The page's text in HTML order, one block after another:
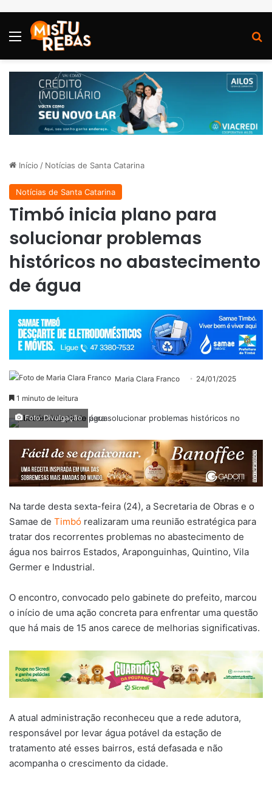
Menu
Início / Notícias de Santa Catarina
Notícias de Santa Catarina
Timbó inicia plano para
solucionar problemas
históricos no abastecimento
de água
Maria Clara Franco 24/01/2025
1 minuto de leitura
Foto: Divulgação
Na tarde desta sexta-feira (24), a Secretaria de Obras e o
Samae de Timbó realizaram uma reunião estratégica para
tratar dos recorrentes problemas no abastecimento de
água nos bairros Estados, Araponguinhas, Quintino, Vila
Germer e Industrial.
O encontro, convocado pelo gabinete do prefeito, marcou
o início de uma ação concreta para enfrentar uma questão
que há mais de 15 anos carece de melhorias significativas.
A atual administração reconheceu que a rede adutora,
responsável por levar água potável da estação de
tratamento até esses bairros, está defasada e não
acompanha o crescimento da cidade.